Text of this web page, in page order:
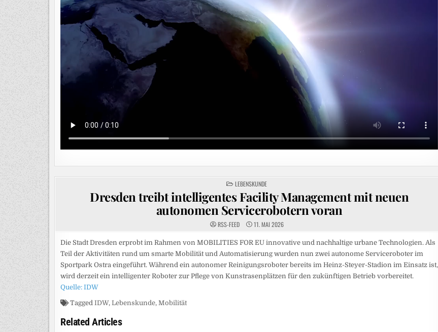
POSTED
IN
LEBENSKUNDE
Dresden treibt intelligentes Facility Management mit neuen
autonomen Servicerobotern voran
RSS-FEED 11. MAI 2026
Die Stadt Dresden erprobt im Rahmen von MOBILITIES FOR EU innovative und nachhaltige urbane Technologien. Als
Teil der Aktivitäten rund um smarte Mobilität und Automatisierung wurden nun zwei autonome Serviceroboter im
Sportpark Ostra eingeführt. Während ein autonomer Reinigungsroboter bereits im Heinz-Steyer-Stadion im Einsatz ist,
wird derzeit ein intelligenter Roboter zur Pflege von Kunstrasenplätzen für den zukünftigen Betrieb vorbereitet.
Quelle: IDW
Tagged IDW, Lebenskunde, Mobilität
Related Articles